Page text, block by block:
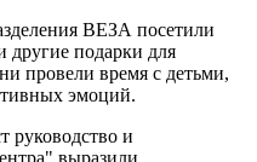
ВЕЗА посетили
другие подарки для
провели время с детьми,
эмоций.
руководство и
выразили